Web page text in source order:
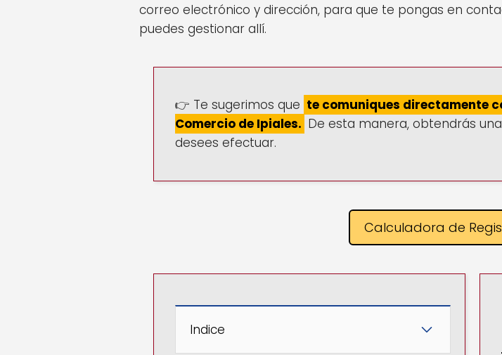
correo electrónico y dirección, para que te pongas en
puedes gestionar allí.
👉 Te sugerimos que te comuniques directamente
Comercio de Ipiales. De esta manera, obtendrás
desees efectuar.
Calculadora de
Indice